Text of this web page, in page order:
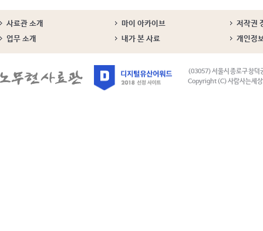
사료관 소개 마이 아카이브
저작권
업무 소개
내가 본 사료 개인정
(03057) 서울시 종로구 창덕
Copyright (C) 사람사는세